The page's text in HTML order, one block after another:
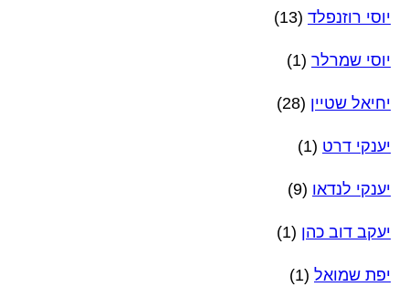
יוסי רוזנפלד (13)
יוסי שמרלר (1)
יחיאל שטיין (28)
יענקי דרט (1)
יענקי לנדאו (9)
יעקב דוב כהן (1)
יפת שמואל (1)